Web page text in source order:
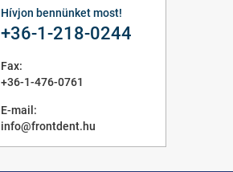
Hívjon bennünket most!
+36-1-218-0244
Fax:
+36-1-476-0761
E-mail:
info@frontdent.hu